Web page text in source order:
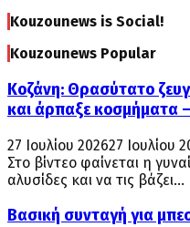
Kouzounews is Social!
Kouzounews Popular
Κοζάνη: Θρασύτατο
και άρπαξε κοσμήματα
27 Ιουλίου 202627 Ιουλίου
Στο βίντεο φαίνεται η
αλυσίδες και να τις βάζει...
Βασική συνταγή για